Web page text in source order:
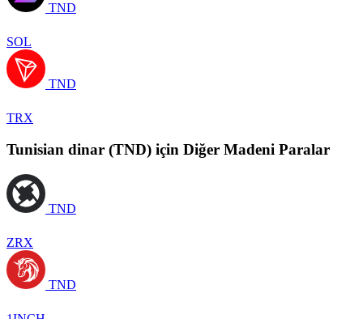
TND
SOL
TND
TRX
Tunisian dinar (TND) için Diğer Madeni Paralar
TND
ZRX
TND